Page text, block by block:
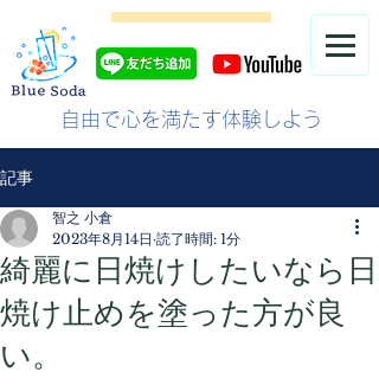
自由で心を満たす体験しよう
記事
綺麗に日焼けしたいなら日
焼け止めを塗った方が良
い。
智之 小倉
2023年8月14日 読了時間: 1分